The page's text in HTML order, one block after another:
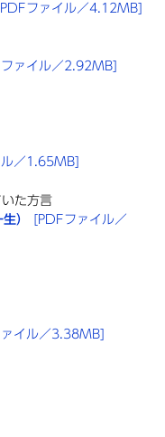
ファイル／4.12MB]
ァイル／2.92MB]
／1.65MB]
た方言
）
[PDFファイル／
イル／3.38MB]